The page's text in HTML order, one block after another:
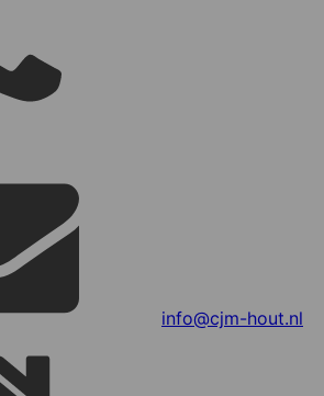
info@cjm-hout.nl